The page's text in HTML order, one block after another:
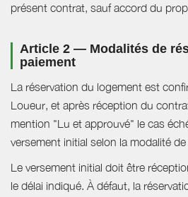
présent contrat, sauf accord du
Article 2 — Modalités de
paiement
La réservation du logement est
Loueur, et après réception du
mention "Lu et approuvé" le cas
versement initial selon la modalité
Le versement initial doit être
le délai indiqué. À défaut, la